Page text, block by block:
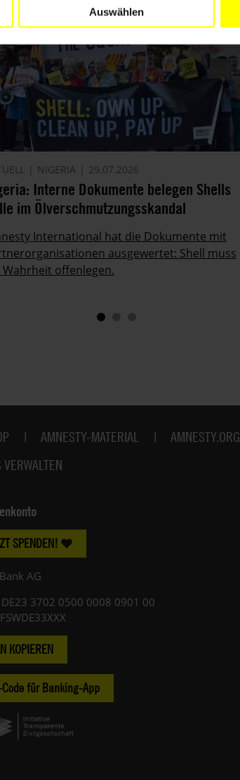
Auswählen
NIGERIA 29.07.2026
Interne Dokumente belegen Shells
im Ölverschmutzungsskandal
International hat die Dokumente mit
ausgewertet: Shell muss
Wahrheit offenlegen.
AMNESTY-MATERIAL AMNESTY.ORG
VERWALTEN
SPENDEN!
AG
DE23 3702 0500 0008 0901 00
KOPIEREN
Code für Banking-App